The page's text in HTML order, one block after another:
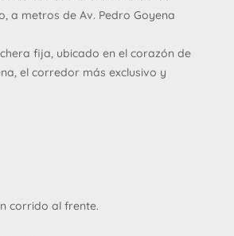
a metros de Av. Pedro Goyena
fija, ubicado en el corazón de
el corredor más exclusivo y
corrido al frente.